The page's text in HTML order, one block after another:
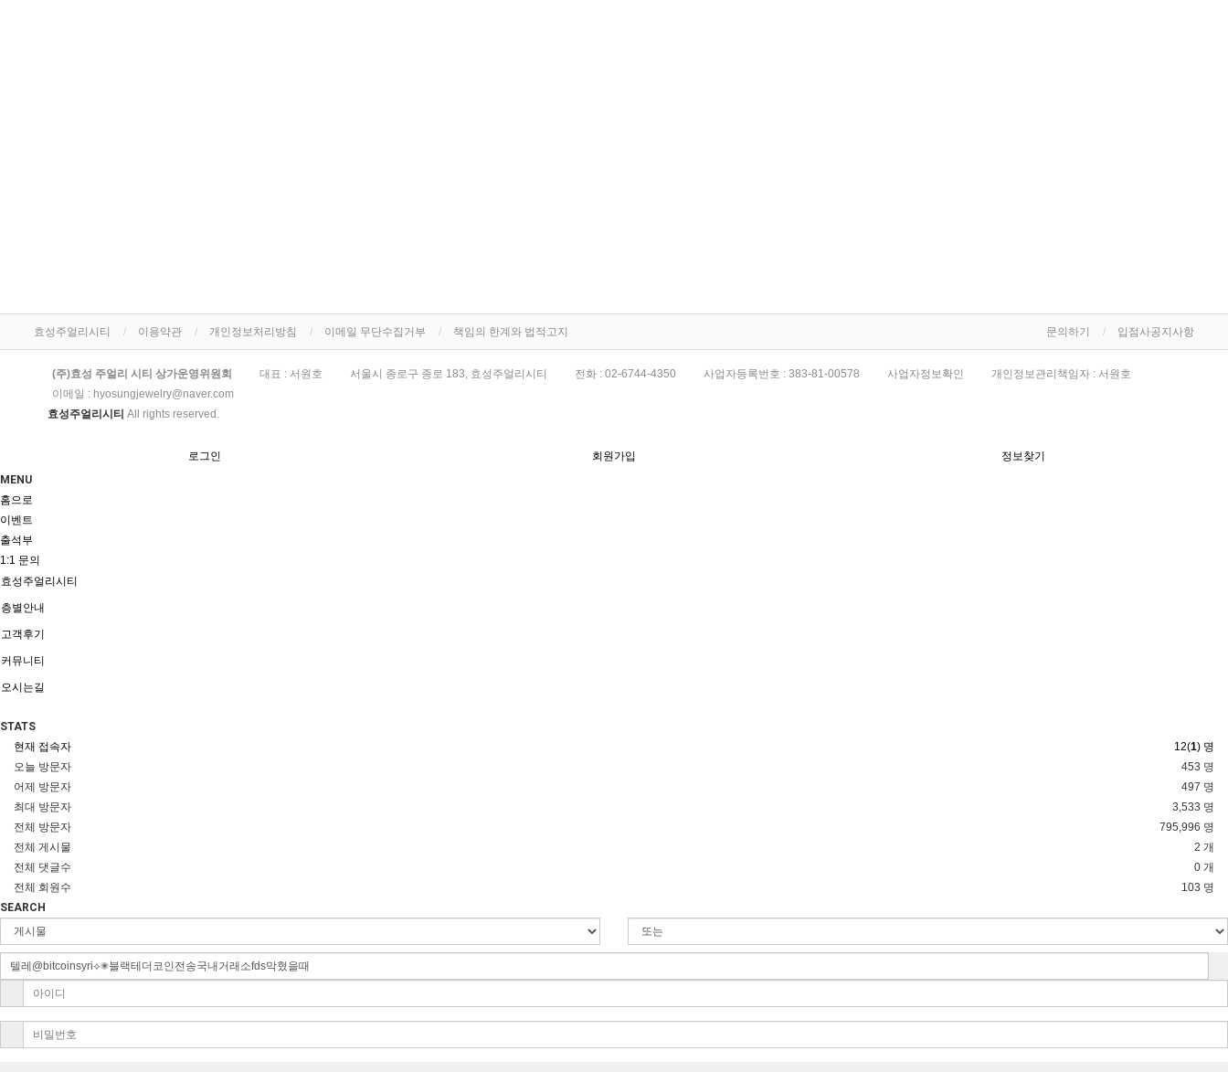
효성주얼리시티 이용약관 개인정보처리방침 이메일 무단수집거부 책임의 한계와 법적고지 문의하기 입점사공지사항
(주)효성 주얼리 시티 상가운영위원회 대표 : 서원호 서울시 종로구 종로 183, 효성주얼리시티 전화 : 02-6744-4350 사업자등록번호 : 383-81-00578 사업자정보확인
개인정보관리책임자 : 서원호
이메일 : hyosungjewelry@naver.com
효성주얼리시티 All rights reserved.
로그인 회원가입
정보찾기
MENU
홈으로
이벤트
출석부
1:1 문의
효성주얼리시티
층별안내
고객후기
커뮤니티
오시는길
STATS
12(1) 명
현재 접속자
453 명
오늘 방문자
497 명
어제 방문자
3,533 명
최대 방문자
795,996 명
전체 방문자
2 개
전체 게시물
0 개
전체 댓글수
103 명
전체 회원수
SEARCH